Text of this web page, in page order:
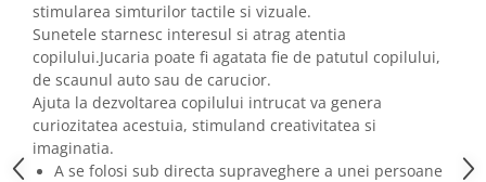
stimularea simturilor tactile si vizuale.
Sunetele starnesc interesul si atrag atentia
copilului.Jucaria poate fi agatata fie de patutul copilului,
de scaunul auto sau de carucior.
Ajuta la dezvoltarea copilului intrucat va genera
curiozitatea acestuia, stimuland creativitatea si
imaginatia.
A se folosi sub directa supraveghere a unei persoane